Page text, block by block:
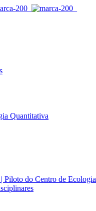
Quantitativa
Piloto do Centro de Ecologia